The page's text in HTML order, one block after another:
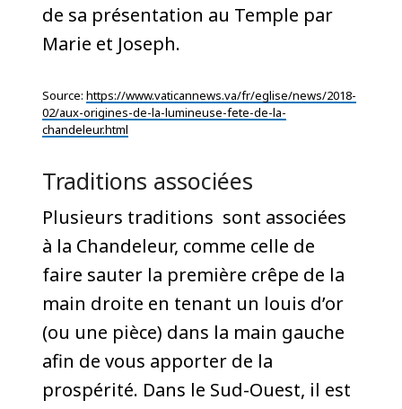
de sa présentation au Temple par
Marie et Joseph.
Source:https://www.vaticannews.va/fr/eglise/news/2018-
02/aux-origines-de-la-lumineuse-fete-de-la-
chandeleur.html
Traditions associées
Plusieurs traditions sont associées
à la Chandeleur, comme celle de
faire sauter la première crêpe de la
main droite en tenant un louis d’or
(ou une pièce) dans la main gauche
afin de vous apporter de la
prospérité. Dans le Sud-Ouest, il est